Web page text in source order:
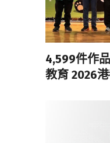
4,599件作
教育 2026